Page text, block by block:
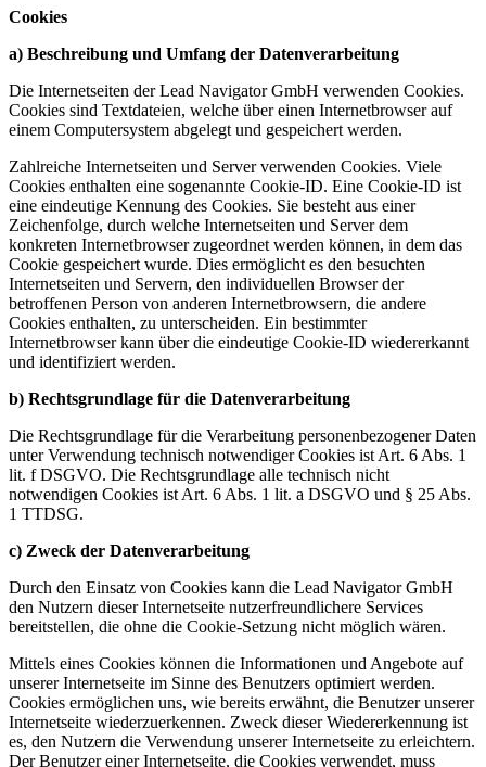
Cookies
a) Beschreibung und Umfang der Datenverarbeitung
Die Internetseiten der Lead Navigator GmbH verwenden Cookies.
Cookies sind Textdateien, welche über einen Internetbrowser auf
einem Computersystem abgelegt und gespeichert werden.
Zahlreiche Internetseiten und Server verwenden Cookies. Viele
Cookies enthalten eine sogenannte Cookie-ID. Eine Cookie-ID ist
eine eindeutige Kennung des Cookies. Sie besteht aus einer
Zeichenfolge, durch welche Internetseiten und Server dem
konkreten Internetbrowser zugeordnet werden können, in dem das
Cookie gespeichert wurde. Dies ermöglicht es den besuchten
Internetseiten und Servern, den individuellen Browser der
betroffenen Person von anderen Internetbrowsern, die andere
Cookies enthalten, zu unterscheiden. Ein bestimmter
Internetbrowser kann über die eindeutige Cookie-ID wiedererkannt
und identifiziert werden.
b) Rechtsgrundlage für die Datenverarbeitung
Die Rechtsgrundlage für die Verarbeitung personenbezogener Daten
unter Verwendung technisch notwendiger Cookies ist Art. 6 Abs. 1
lit. f DSGVO. Die Rechtsgrundlage alle technisch nicht
notwendigen Cookies ist Art. 6 Abs. 1 lit. a DSGVO und § 25 Abs.
1 TTDSG.
c) Zweck der Datenverarbeitung
Durch den Einsatz von Cookies kann die Lead Navigator GmbH
den Nutzern dieser Internetseite nutzerfreundlichere Services
bereitstellen, die ohne die Cookie-Setzung nicht möglich wären.
Mittels eines Cookies können die Informationen und Angebote auf
unserer Internetseite im Sinne des Benutzers optimiert werden.
Cookies ermöglichen uns, wie bereits erwähnt, die Benutzer unserer
Internetseite wiederzuerkennen. Zweck dieser Wiedererkennung ist
es, den Nutzern die Verwendung unserer Internetseite zu erleichtern.
Der Benutzer einer Internetseite, die Cookies verwendet, muss